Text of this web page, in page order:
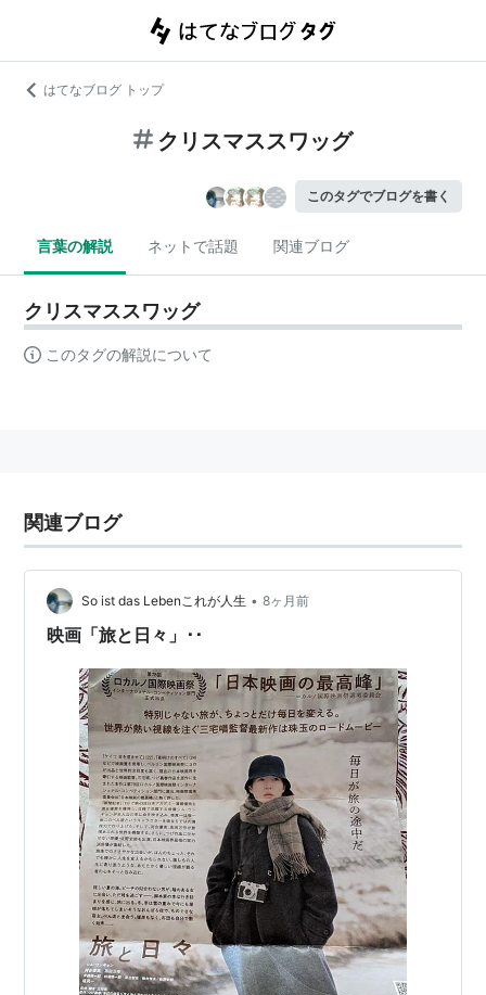
はてなブログ トップ
クリスマススワッグ
このタグでブログを書く
言葉の解説 ネットで話題 関連ブログ
クリスマススワッグ
このタグの解説について
関連ブログ
So ist das Lebenこれが人生 • 8ヶ月前
映画「旅と日々」･･